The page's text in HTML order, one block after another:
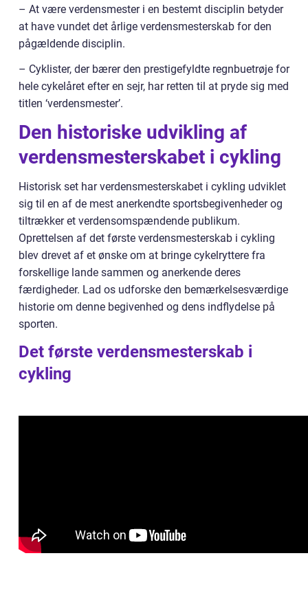
– At være verdensmester i en bestemt disciplin betyder
at have vundet det årlige verdensmesterskab for den
pågældende disciplin.
– Cyklister, der bærer den prestigefyldte regnbuetrøje for
hele cykelåret efter en sejr, har retten til at pryde sig med
titlen ‘verdensmester’.
Den historiske udvikling af
verdensmesterskabet i cykling
Historisk set har verdensmesterskabet i cykling udviklet
sig til en af de mest anerkendte sportsbegivenheder og
tiltrækker et verdensomspændende publikum.
Oprettelsen af det første verdensmesterskab i cykling
blev drevet af et ønske om at bringe cykelryttere fra
forskellige lande sammen og anerkende deres
færdigheder. Lad os udforske den bemærkelsesværdige
historie om denne begivenhed og dens indflydelse på
sporten.
Det første verdensmesterskab i
cykling